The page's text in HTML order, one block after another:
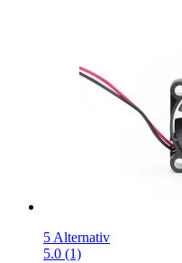
5 Alternativ
5.0 (1)